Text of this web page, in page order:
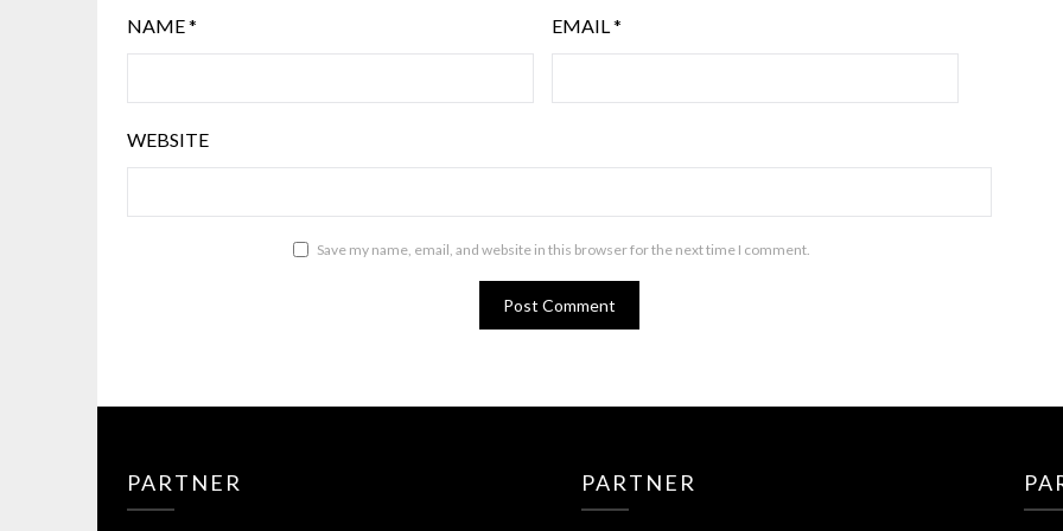
NAME* EMAIL*
WEBSITE
Save my name, email, and website in this browser for the next time I comment.
PARTNER PARTNER